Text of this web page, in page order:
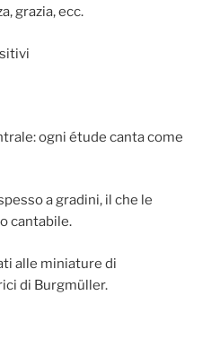
grazia, ecc.
ogni étude canta come
a gradini, il che le
cantabile.
alle miniature di
di Burgmüller.